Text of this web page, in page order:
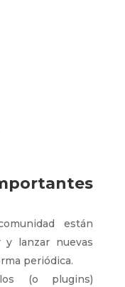
están
y lanzar nuevas
periódica.
(o plugins)